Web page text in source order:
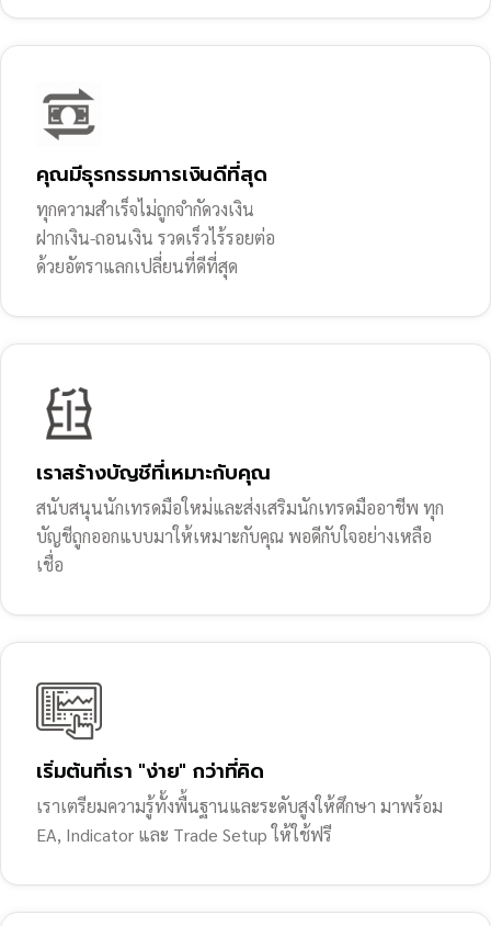
คุณมีธุรกรรมการเงินดีที่สุด
ทุกความสำเร็จไม่ถูกจำกัดวงเงิน
ฝากเงิน-ถอนเงิน รวดเร็วไร้รอยต่อ
ด้วยอัตราแลกเปลี่ยนที่ดีที่สุด
เราสร้างบัญชีที่เหมาะกับคุณ
สนับสนุนนักเทรดมือใหม่และส่งเสริมนักเทรดมืออาชีพ ทุก
บัญชีถูกออกแบบมาให้เหมาะกับคุณ พอดีกับใจอย่างเหลือ
เชื่อ
เริ่มต้นที่เรา "ง่าย" กว่าที่คิด
เราเตรียมความรู้ทั้งพื้นฐานและระดับสูงให้ศึกษา มาพร้อม
EA, Indicator และ Trade Setup ให้ใช้ฟรี